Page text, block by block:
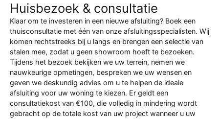
Huisbezoek & consultatie
Klaar om te investeren in een nieuwe afsluiting? Boek een
thuisconsultatie met één van onze afsluitingsspecialisten. Wij
komen rechtstreeks bij u langs en brengen een selectie van
stalen mee, zodat u geen showroom hoeft te bezoeken.
Tijdens het bezoek bekijken we uw terrein, nemen we
nauwkeurige opmetingen, bespreken we uw wensen en
geven we deskundig advies om u te helpen de ideale
afsluiting voor uw woning te kiezen. Er geldt een
consultatiekost van €100, die volledig in mindering wordt
gebracht op de totale kost van uw project wanneer u uw